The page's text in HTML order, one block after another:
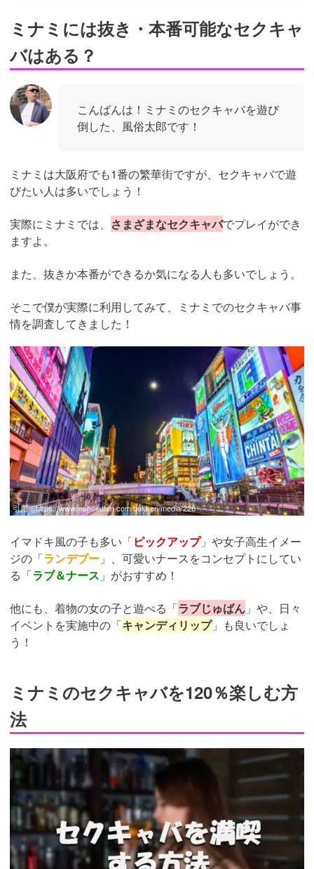
ミナミには抜き・本番可能なセクキャ
バはある？
こんばんは！ミナミのセクキャバを遊び
倒した、風俗太郎です！
ミナミは大阪府でも1番の繁華街ですが、セクキャバで遊
びたい人は多いでしょう！
実際にミナミでは、 さまざまなセクキャバでプレイができ
ますよ。
また、抜きか本番ができるか気になる人も多いでしょう。
そこで僕が実際に利用してみて、ミナミでのセクキャバ事
情を調査してきました！
引用：https://www.inshokuten.com/bukken/media/226
イマドキ風の子も多い「ピックアップ」や女子高生イメー
ジの「ランデブー 」、可愛いナースをコンセプトにしてい
る「ラブ＆ナース 」がおすすめ！
他にも、着物の女の子と遊べる「ラブじゅばん 」や、日々
イベントを実施中の「キャンディリップ」も良いでしょ
う！
ミナミのセクキャバを120％楽しむ方
法